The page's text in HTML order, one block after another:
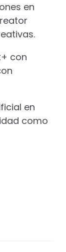
en
con
en
como